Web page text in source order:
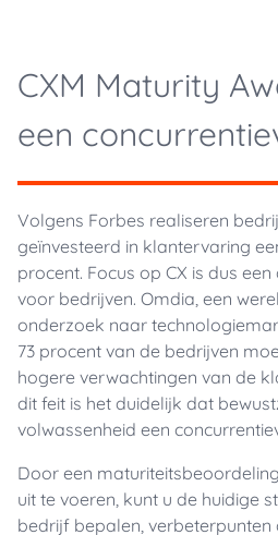
CXM Maturity
een
Volgens Forbes realiseren
geïnvesteerd in klantervaring
procent. Focus op CX is dus
voor bedrijven. Omdia, een
onderzoek naar
73 procent van de bedrijven
hogere verwachtingen van de
dit feit is het duidelijk dat
volwassenheid een
Door een
uit te voeren, kunt u de huidige
bedrijf bepalen, verbeterpunten